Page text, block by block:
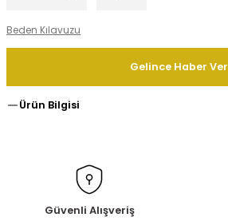
Beden Kılavuzu
Gelince Haber Ver
Ürün Bilgisi
Güvenli Alışveriş